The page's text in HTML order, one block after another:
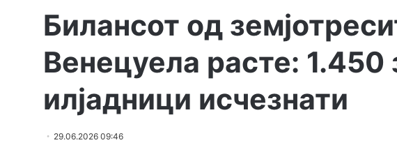
Билансот од
Венецуела расте: 1.450
илјадници исчезнати
29.06.2026 09:46